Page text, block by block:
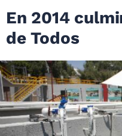
En 2014
de Todos